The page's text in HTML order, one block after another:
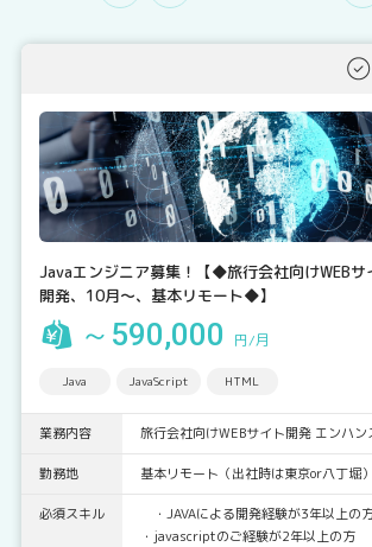
Javaエンジニア募集！【◆旅行会社向けWEBサ
開発、10月～、基本リモート◆】
～590,000 円/月
Java JavaScript HTML
業務内容 旅行会社向けWEBサイト開発 エンハン
勤務地 基本リモート（出社時は東京or八丁堀）
必須スキル
・JAVAによる開発経験が3年以上の
・javascriptのご経験が2年以上の方